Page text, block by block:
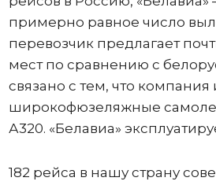
примерно равное число
перевозчик предлагает
мест по сравнению с
связано с тем, что компания
широкофюзеляжные
А320. «Белавиа»
182 рейса в нашу страну